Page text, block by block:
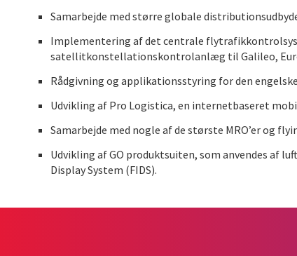
Samarbejde med større globale
Implementering af det centrale
satellitkonstellationskontrolanlæg til Galileo,
Rådgivning og applikationsstyring for den
Udvikling af Pro Logistica, en internetbaseret
Samarbejde med nogle af de største MRO’er og
Udvikling af GO produktsuiten, som anvendes af
Display System (FIDS).